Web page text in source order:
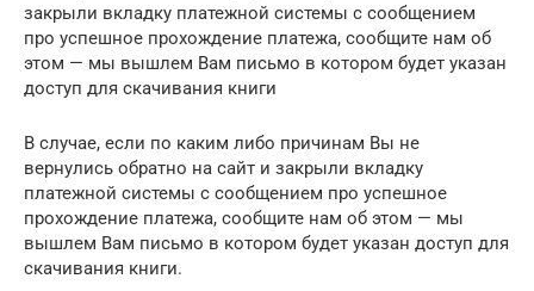
закрыли вкладку платежной системы с сообщением
про успешное прохождение платежа, сообщите нам об
этом — мы вышлем Вам письмо в котором будет указан
доступ для скачивания книги
В случае, если по каким либо причинам Вы не
вернулись обратно на сайт и закрыли вкладку
платежной системы с сообщением про успешное
прохождение платежа, сообщите нам об этом — мы
вышлем Вам письмо в котором будет указан доступ для
скачивания книги.